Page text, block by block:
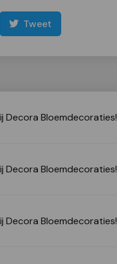
Tweet
Decora Bloemdecoraties!
Decora Bloemdecoraties!
Decora Bloemdecoraties!